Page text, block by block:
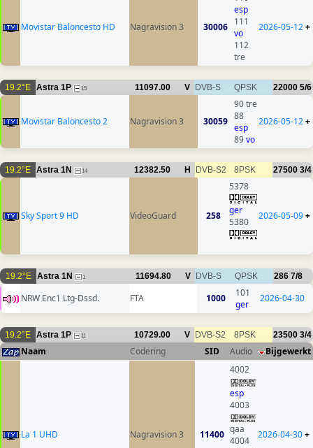
Movistar Baloncesto HD Nagravision 3 30006
esp
111
vo
112
tre
2026-05-12+
19.2°E Astra 1P 15 11097.00 V DVB-S QPSK 22000 5/6
Movistar Baloncesto 2 Nagravision 3 30059
90 tre
88
esp
89vo
2026-05-12+
19.2°E Astra 1N 14 12382.50 H DVB-S2 8PSK 27500 3/4
Sky Sport 9 HD VideoGuard 258
5378
ger
5380
2026-05-09+
19.2°E Astra 1N 1 11694.80 V DVB-S QPSK 286 7/8
NRW Enc1 Ltg-Dssd. FTA 1000
101
ger
2026-04-30
19.2°E Astra 1P 11 10729.00 V DVB-S2 8PSK 23500 3/4
Naam Codering SID Audio Bijgewerkt
La 1 UHD Nagravision 3 11400
4002
esp
4003
qaa
4004
2026-04-30+